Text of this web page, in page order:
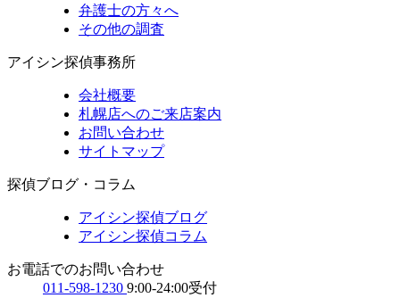
弁護士の方々へ
その他の調査
アイシン探偵事務所
会社概要
札幌店へのご来店案内
お問い合わせ
サイトマップ
探偵ブログ・コラム
アイシン探偵ブログ
アイシン探偵コラム
お電話でのお問い合わせ
011-598-1230 9:00-24:00受付